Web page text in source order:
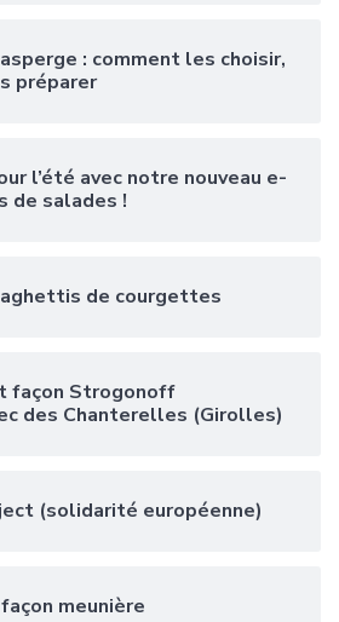
: comment les choisir,
préparer
l’été avec notre nouveau e-
de salades !
de courgettes
façon Strogonoff
des Chanterelles (Girolles)
(solidarité européenne)
meunière